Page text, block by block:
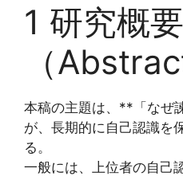
1 研究概要
（
本稿の主題は、**「なぜ
が、長期的に自己認識を
る。
一般には、上位者の自己